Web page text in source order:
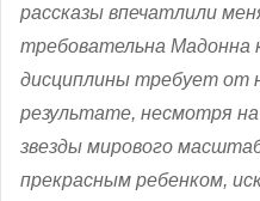
рассказы впечатлили
требовательна Мадонна
дисциплины требует от
результате, несмотря
звезды мирового
прекрасным ребенком,